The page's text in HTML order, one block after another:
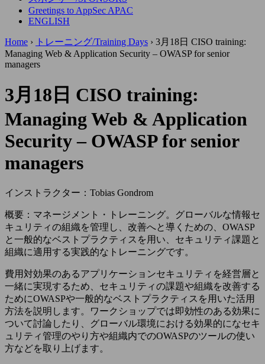
Greetings to AppSec APAC
ENGLISH
Home › トレーニング/Training Days › 3月18日 CISO training:
Managing Web & Application Security – OWASP for senior
managers
3月18日 CISO training:
Managing Web & Application
Security – OWASP for senior
managers
インストラクター：Tobias Gondrom
概要：マネージメント・トレーニング。グローバルな情報セ
キュリティの組織を管理し、改善へと導くための、OWASP
と一般的なベストプラクティスを用い、セキュリティ課題と
組織に適用する実践的なトレーニングです。
費用対効果のあるアプリケーションセキュリティを経営層と
一緒に実現するため、セキュリティの課題や組織を改善する
ためにOWASPや一般的なベストプラクティスを用いた活用
方法を説明します。ワークショップでは即効性のある効果に
ついて討論したり、グローバル環境における効果的になセキ
ュリティ管理のやり方や組織内でのOWASPのツールの使い
方などを取り上げます。